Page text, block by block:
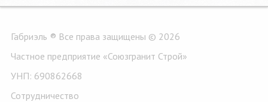
Габриэль ® Все права защищены © 2026
Частное предприятие «Союзгранит Строй»
УНП: 690862668
Сотрудничество